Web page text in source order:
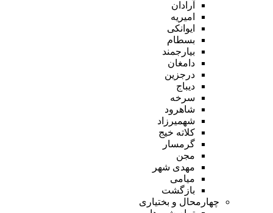
آرادان
امیریه
ایوانکی
بسطام
بیارجمند
دامغان
درجزین
دیباج
سرخه
شاهرود
شهمیرزاد
کلاته خیج
گرمسار
مجن
مهدی شهر
میامی
بازگشت
چهارمحال و بختیاری